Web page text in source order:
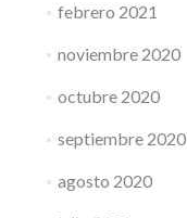
febrero 2021
noviembre 2020
octubre 2020
septiembre 2020
agosto 2020